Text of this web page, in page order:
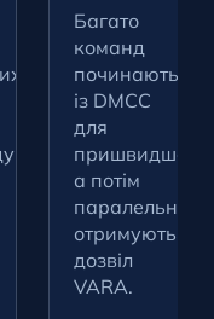
Багато
команд
починають
із DMCC
для
а потім
паралельно
отримують
дозвіл
VARA.